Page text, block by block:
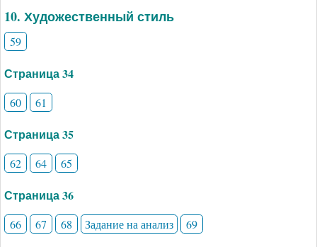
10. Художественный стиль
59
Страница 34
60 61
Страница 35
62 64 65
Страница 36
66 67 68 Задание на анализ 69